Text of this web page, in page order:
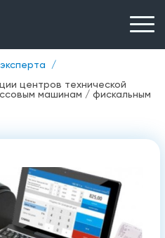
центров технической
машинам / фискальным